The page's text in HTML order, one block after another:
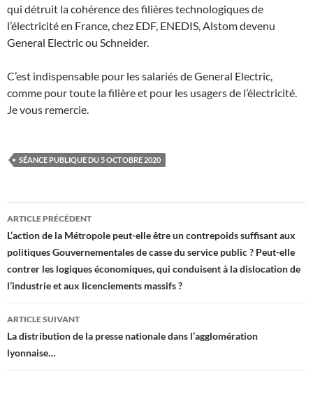
qui détruit la cohérence des filières technologiques de
l’électricité en France, chez EDF, ENEDIS, Alstom devenu
General Electric ou Schneider.
C’est indispensable pour les salariés de General Electric,
comme pour toute la filière et pour les usagers de l’électricité.
Je vous remercie.
SÉANCE PUBLIQUE DU 5 OCTOBRE 2020
Navigation
des
articles
ARTICLE PRÉCÉDENT
L’action de la Métropole peut-elle être un contrepoids suffisant aux
politiques Gouvernementales de casse du service public ? Peut-elle
contrer les logiques économiques, qui conduisent à la dislocation de
l’industrie et aux licenciements massifs ?
ARTICLE SUIVANT
La distribution de la presse nationale dans l’agglomération
lyonnaise…